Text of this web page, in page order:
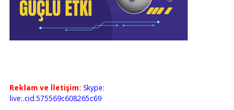
Reklam ve İletişim: Skype:
live:.cid.575569c608265c69